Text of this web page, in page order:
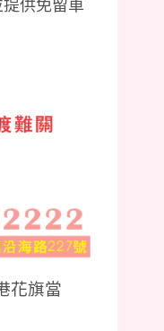
供免留車
花旗當